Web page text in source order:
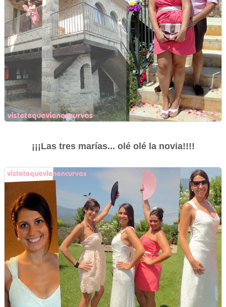
¡¡¡Las tres marías... olé olé la novia!!!!